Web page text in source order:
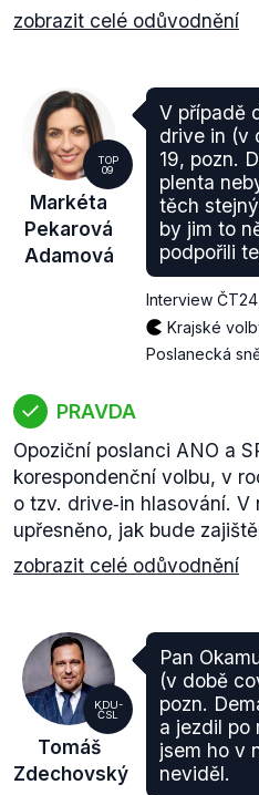
zobrazit celé odůvodnění
TOP
09
Markéta
Pekarová
Adamová
V případě
drive in (v
19, pozn.
plenta
těch
by jim to
podpořili
Interview ČT24
Krajské
Poslanecká
PRAVDA
Opoziční poslanci ANO a
korespondenční volbu, v
o tzv. drive‑in hlasování.
upřesněno, jak bude
zobrazit celé odůvodnění
KDU-
ČSL
Tomáš
Zdechovský
Pan
(v době
pozn.
a jezdil po
jsem ho v
neviděl.